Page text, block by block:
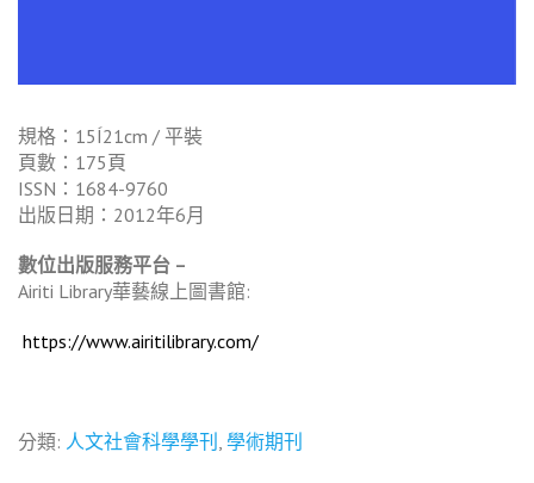
規格：15Í21cm / 平裝
頁數：175頁
ISSN：1684-9760
出版日期：2012年6月
數位出版服務平台 –
Airiti Library華藝線上圖書館:
https://www.airitilibrary.com/
分類: 人文社會科學學刊 學術期刊